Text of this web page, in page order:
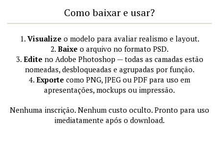
Como baixar e usar?
1. Visualize o modelo para avaliar realismo e layout.
2. Baixe o arquivo no formato PSD.
3. Edite no Adobe Photoshop — todas as camadas estão
nomeadas, desbloqueadas e agrupadas por função.
4. Exporte como PNG, JPEG ou PDF para uso em
apresentações, mockups ou impressão.
Nenhuma inscrição. Nenhum custo oculto. Pronto para uso
imediatamente após o download.